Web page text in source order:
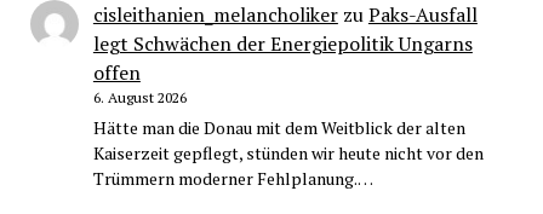
cisleithanien_melancholikerzuPaks-Ausfall
legt Schwächen der Energiepolitik Ungarns
offen
6. August 2026
Hätte man die Donau mit dem Weitblick der alten
Kaiserzeit gepflegt, stünden wir heute nicht vor den
Trümmern moderner Fehlplanung.…